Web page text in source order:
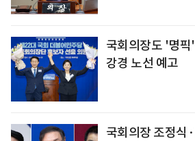
국회의장도 '명
강경 노선 예고
국회의장 조정식